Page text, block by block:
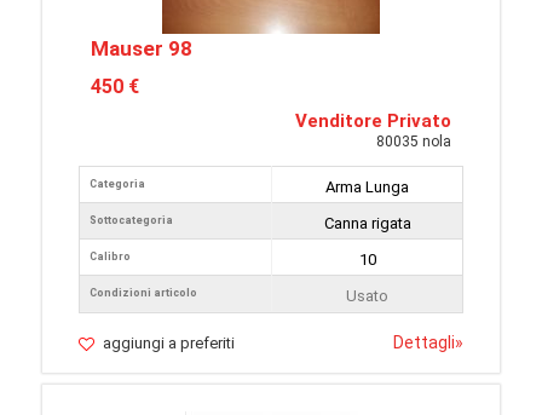
Mauser 98
450 €
Venditore Privato
80035 nola
Categoria
Sottocategoria
Calibro
Condizioni articolo
Arma Lunga
Canna rigata
10
Usato
aggiungi a preferiti Dettagli»